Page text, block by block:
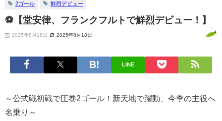
2ゴール 鮮烈デビュー
⚽【堂安律、フランクフルトで鮮烈デビュー！】
2025年8月18日 2025年8月18日
LINE
～公式戦初戦で圧巻2ゴール！新天地で躍動、今季の主役へ
名乗り～